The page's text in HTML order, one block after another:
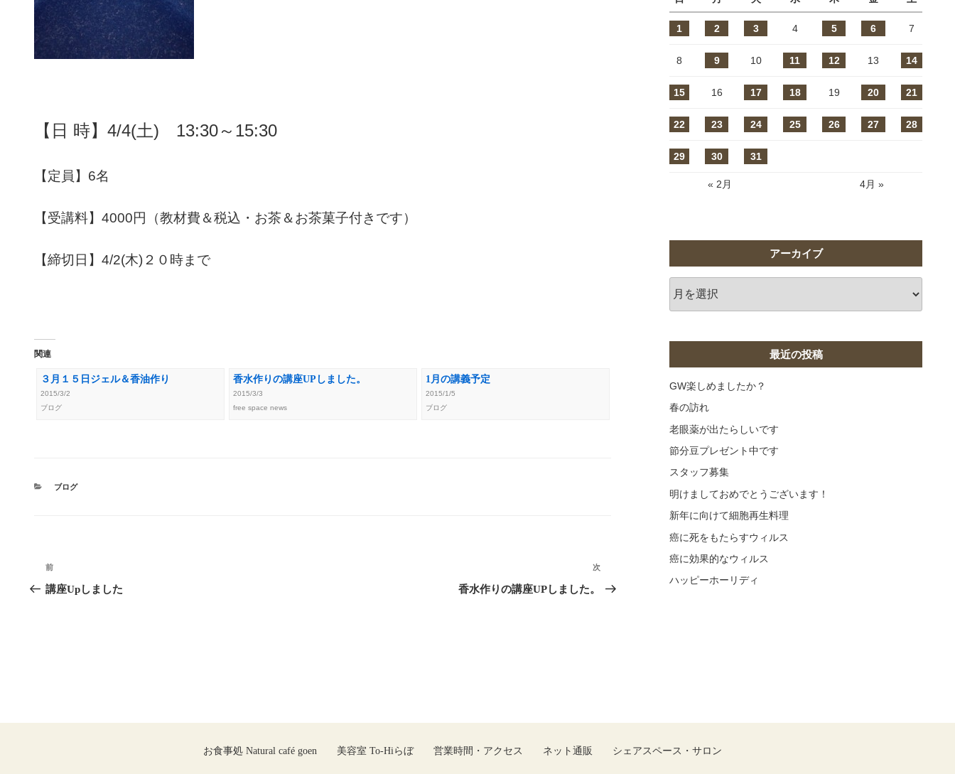
【日 時】4/4(土) 13:30～15:30
【定員】6名
【受講料】4000円（教材費＆税込・お茶＆お茶菓子付きです）
【締切日】4/2(木)２０時まで
関連
３月１５日ジェル＆香油作り
2015/3/2
ブログ
香水作りの講座UPしました。
2015/3/3
free space news
1月の講義予定
2015/1/5
ブログ
カ
ブログ
投
稿
前
の
前
講座Upしました
次
の
次
香水作りの講座UPしました。
1 2 3 4 5 6 7
8 9 10 11 12 13 14
15 16 17 18 19 20 21
22 23 24 25 26 27 28
29 30 31
« 2月 4月 »
アーカイブ
ー
最近の投稿
GW楽しめましたか？
春の訪れ
老眼薬が出たらしいです
節分豆プレゼント中です
スタッフ募集
明けましておめでとうございます！
新年に向けて細胞再生料理
癌に死をもたらすウィルス
癌に効果的なウィルス
ハッピーホーリディ
お食事処 Natural café goen 美容室 To-Hiらぼ 営業時間・アクセス ネット通販 シェアスペース・サロン